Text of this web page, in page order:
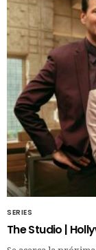
SERIES
The Studio |